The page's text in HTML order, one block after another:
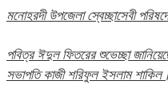
মনোহরদী উপজেলা স্বেচ্ছাসেবী
পবিত্র ঈদুল ফিতরের শুভেচ্ছা
সভাপতি কাজী শরিফুল ইসলাম